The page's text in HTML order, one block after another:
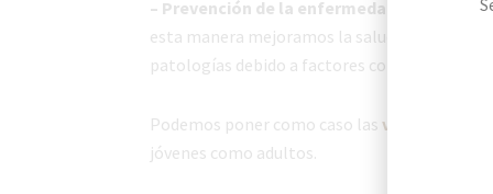
– Prevención de la enfermedad:
los
esta manera mejoramos la salud y bienestar
patologías debido a factores como la
Podemos poner como caso las vacunas
jóvenes como adultos.